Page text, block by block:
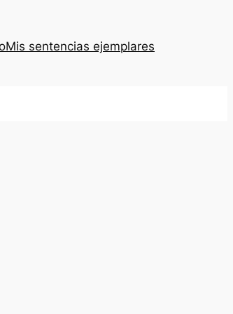
Mis sentencias ejemplares